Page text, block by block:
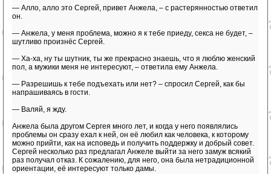
— Алло, алло это Сергей, привет Анжела, – с растерянностью ответил
он.
— Анжела, у меня проблема, можно я к тебе приеду, секса не будет, –
шутливо произнёс Сергей.
— Ха-ха, ну ты шутник, ты же прекрасно знаешь, что я люблю женский
пол, а мужики меня не интересуют, – ответила ему Анжела.
— Разрешишь к тебе подъехать или нет? – спросил Сергей, как бы
напрашиваясь в гости.
— Валяй, я жду.
Анжела была другом Сергея много лет, и когда у него появлялись
проблемы он сразу ехал к ней, он её любил как человека, к которому
можно прийти, как на исповедь и получить поддержку и добрый совет.
Сергей несколько раз предлагал Анжеле выйти за него замуж всякий
раз получал отказ. К сожалению, для него, она была нетрадиционной
ориентации, её интересуют только дамы.